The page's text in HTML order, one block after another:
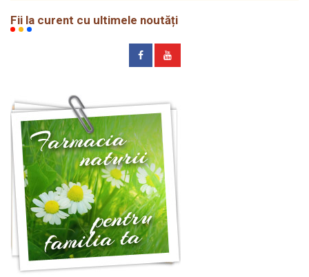
Fii la curent cu ultimele noutăți